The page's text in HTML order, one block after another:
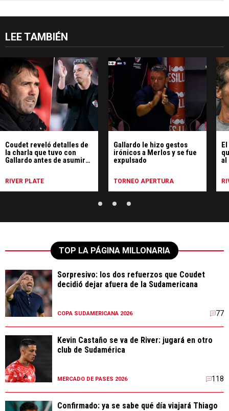
LEE TAMBIÉN
Coudet reveló detalles de
la charla que tuvo con
Gallardo antes de asumir
RIVER PLATE
Gallardo le hizo gestos
irónicos a Merlos y se fue
expulsado
TORNEO APERTURA
al
TOP LA PÁGINA MILLONARIA
Sorpresivo: los dos refuerzos que Coudet
decidió dejar afuera de la Sudamericana
COPA SUDAMERICANA 2026 77
Kevin Castaño se va de River: jugará en otro
club de Sudamérica
MERCADO DE PASES 2026 118
Confirmado: ya se sabe qué día viajará Thiago